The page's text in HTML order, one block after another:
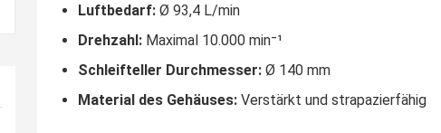
Luftbedarf: Ø 93,4 L/min
Drehzahl: Maximal 10.000 min⁻¹
Schleifteller Durchmesser: Ø 140 mm
Material des Gehäuses: Verstärkt und strapazierfähig